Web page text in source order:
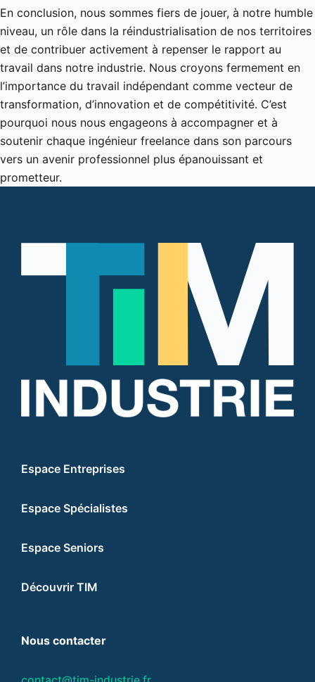
En conclusion, nous sommes fiers de jouer, à notre humble
niveau, un rôle dans la réindustrialisation de nos territoires
et de contribuer activement à repenser le rapport au
travail dans notre industrie. Nous croyons fermement en
l’importance du travail indépendant comme vecteur de
transformation, d’innovation et de compétitivité. C’est
pourquoi nous nous engageons à accompagner et à
soutenir chaque ingénieur freelance dans son parcours
vers un avenir professionnel plus épanouissant et
prometteur.
Espace Entreprises
Espace Spécialistes
Espace Seniors
Découvrir TIM
Nous contacter